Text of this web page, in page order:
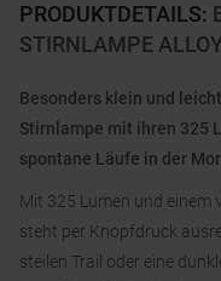
PRODUKTDETAILS:
STIRNLAMPE
Besonders klein und
Stirnlampe mit ihren 325
spontane Läufe in der
Mit 325 Lumen und einem
steht per Knopfdruck
steilen Trail oder eine